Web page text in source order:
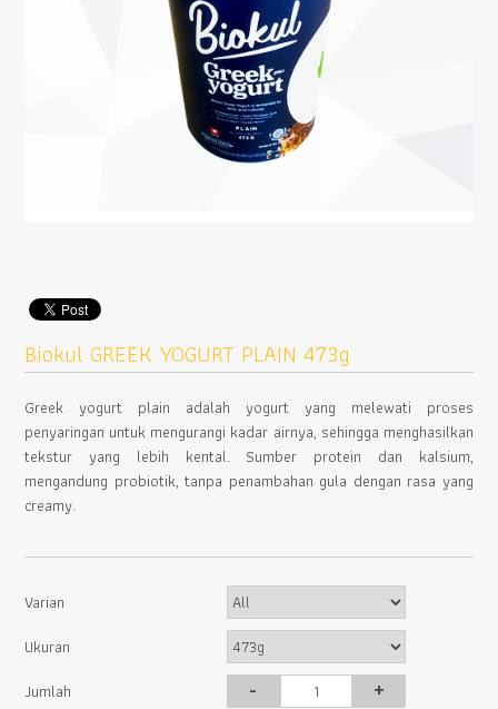
Biokul GREEK YOGURT PLAIN 473g
Greek yogurt plain adalah yogurt yang melewati proses
penyaringan untuk mengurangi kadar airnya, sehingga menghasilkan
tekstur yang lebih kental. Sumber protein dan kalsium,
mengandung probiotik, tanpa penambahan gula dengan rasa yang
creamy.
Varian
Ukuran
Jumlah
- +